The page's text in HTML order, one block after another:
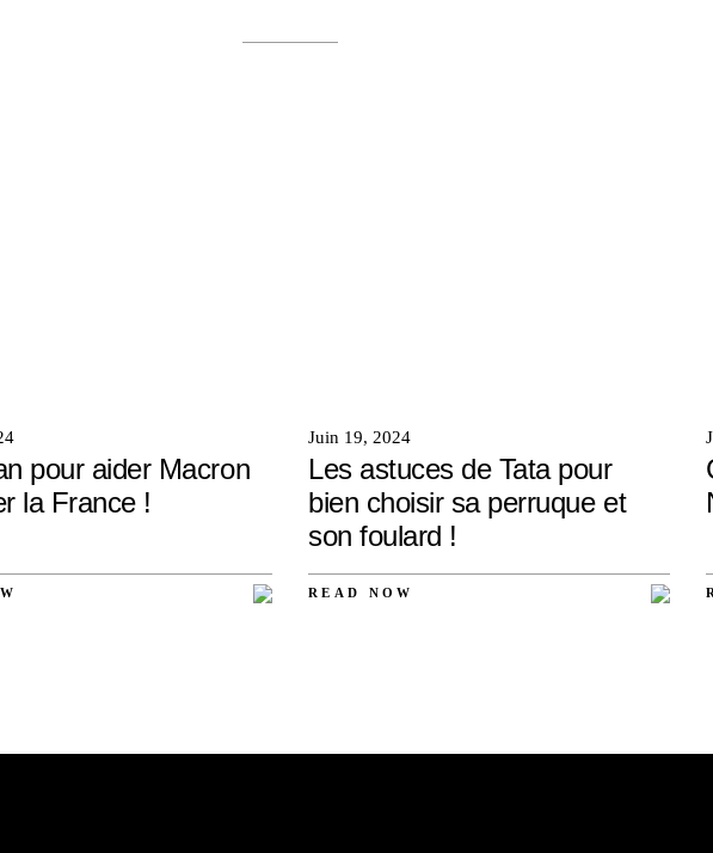
pour aider Macron
la France !
Juin 19, 2024
Les astuces de Tata pour
bien choisir sa perruque et
son foulard !
READ NOW